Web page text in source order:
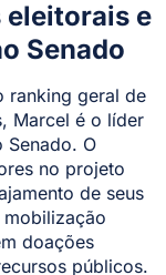
eleitorais e
Senado
ranking geral de
Marcel é o líder
Senado. O
no projeto
de seus
doações
públicos.